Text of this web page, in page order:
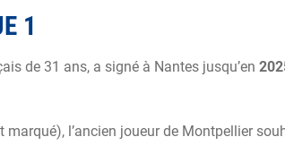
1
de 31 ans, a signé à Nantes jusqu’en
l’ancien joueur de Montpellier